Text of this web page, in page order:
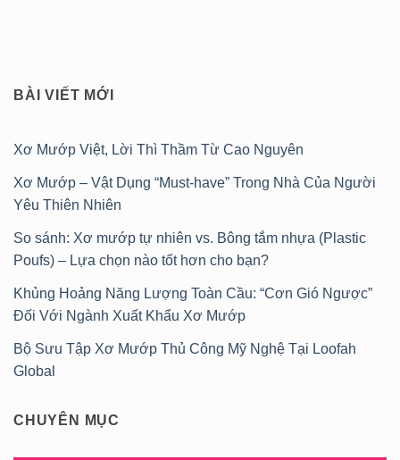
BÀI VIẾT MỚI
Xơ Mướp Việt, Lời Thì Thầm Từ Cao Nguyên
Xơ Mướp – Vật Dụng “Must-have” Trong Nhà Của Người
Yêu Thiên Nhiên
So sánh: Xơ mướp tự nhiên vs. Bông tắm nhựa (Plastic
Poufs) – Lựa chọn nào tốt hơn cho bạn?
Khủng Hoảng Năng Lượng Toàn Cầu: “Cơn Gió Ngược”
Đối Với Ngành Xuất Khẩu Xơ Mướp
Bộ Sưu Tập Xơ Mướp Thủ Công Mỹ Nghệ Tại Loofah
Global
CHUYÊN MỤC